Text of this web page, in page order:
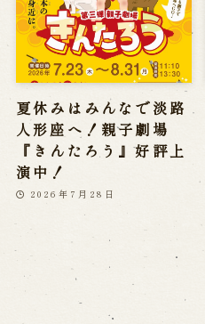
夏休みはみんなで淡路
人形座へ！親子劇場
『きんたろう』好評上
演中！
2026年7月28日